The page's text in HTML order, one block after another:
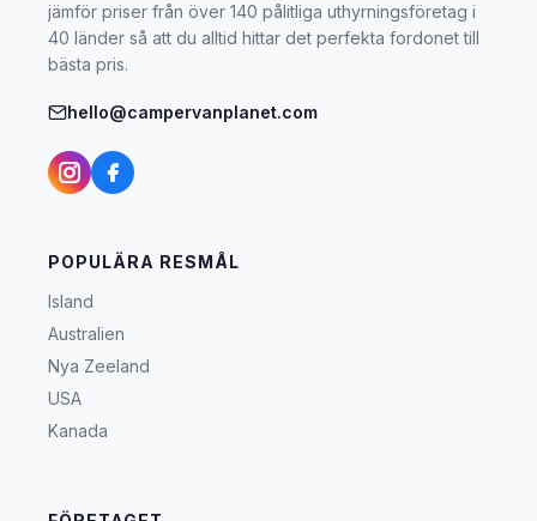
jämför priser från över 140 pålitliga uthyrningsföretag i
40 länder så att du alltid hittar det perfekta fordonet till
bästa pris.
hello@campervanplanet.com
POPULÄRA RESMÅL
Island
Australien
Nya Zeeland
USA
Kanada